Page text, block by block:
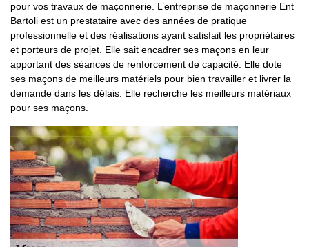
pour vos travaux de maçonnerie. L’entreprise de maçonnerie Ent
Bartoli est un prestataire avec des années de pratique
professionnelle et des réalisations ayant satisfait les propriétaires
et porteurs de projet. Elle sait encadrer ses maçons en leur
apportant des séances de renforcement de capacité. Elle dote
ses maçons de meilleurs matériels pour bien travailler et livrer la
demande dans les délais. Elle recherche les meilleurs matériaux
pour ses maçons.